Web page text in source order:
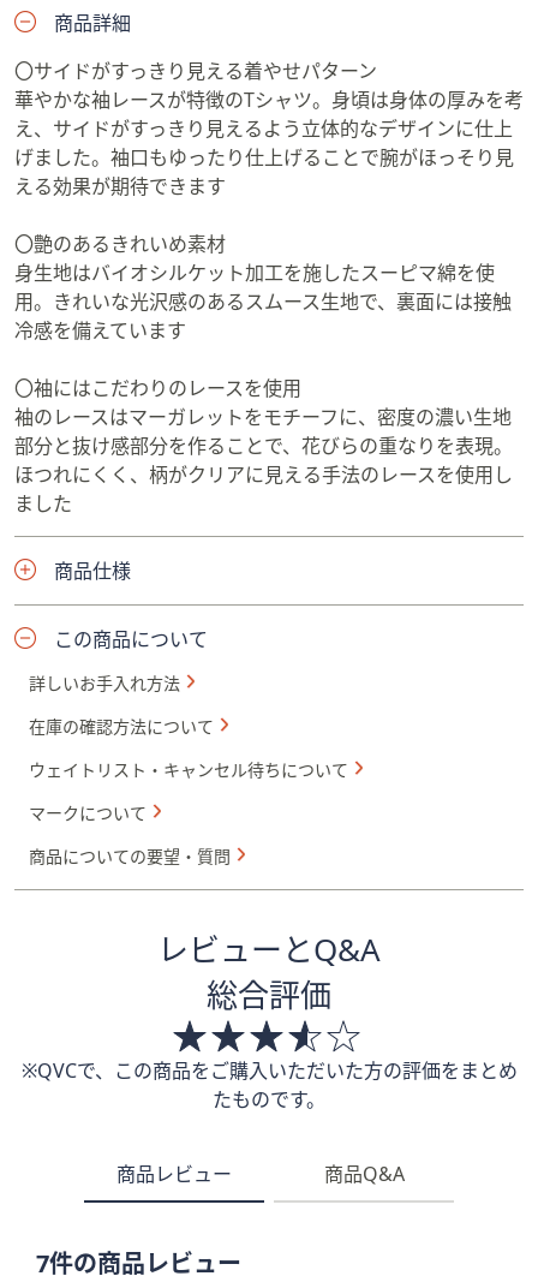
商品詳細
〇サイドがすっきり見える着やせパターン
華やかな袖レースが特徴のTシャツ。身頃は身体の厚みを考
え、サイドがすっきり見えるよう立体的なデザインに仕上
げました。袖口もゆったり仕上げることで腕がほっそり見
える効果が期待できます
〇艶のあるきれいめ素材
身生地はバイオシルケット加工を施したスーピマ綿を使
用。きれいな光沢感のあるスムース生地で、裏面には接触
冷感を備えています
〇袖にはこだわりのレースを使用
袖のレースはマーガレットをモチーフに、密度の濃い生地
部分と抜け感部分を作ることで、花びらの重なりを表現。
ほつれにくく、柄がクリアに見える手法のレースを使用し
ました
商品仕様
この商品について
詳しいお手入れ方法
在庫の確認方法について
ウェイトリスト・キャンセル待ちについて
マークについて
商品についての要望・質問
レビューとQ&A
総合評価
※QVCで、この商品をご購入いただいた方の評価をまとめ
たものです。
商品レビュー 商品Q&A
7件の商品レビュー